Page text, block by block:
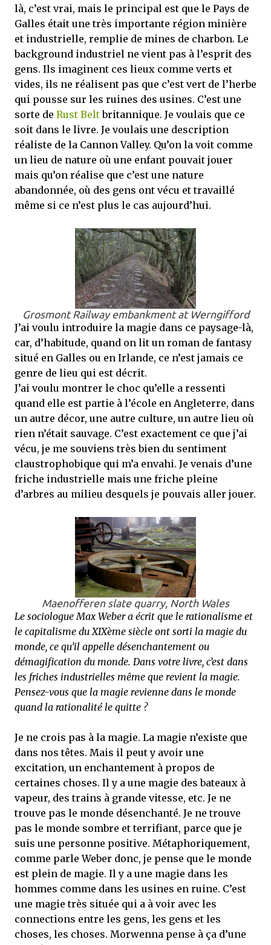
là, c’est vrai, mais le principal est que le Pays de
Galles était une très importante région minière
et industrielle, remplie de mines de charbon. Le
background industriel ne vient pas à l’esprit des
gens. Ils imaginent ces lieux comme verts et
vides, ils ne réalisent pas que c’est vert de l’herbe
qui pousse sur les ruines des usines. C’est une
sorte de Rust Beltbritannique. Je voulais que ce
soit dans le livre. Je voulais une description
réaliste de la Cannon Valley. Qu’on la voit comme
un lieu de nature où une enfant pouvait jouer
mais qu’on réalise que c’est une nature
abandonnée, où des gens ont vécu et travaillé
même si ce n’est plus le cas aujourd’hui.
Grosmont Railway embankment at Werngifford
J’ai voulu introduire la magie dans ce paysage-là,
car, d’habitude, quand on lit un roman de fantasy
situé en Galles ou en Irlande, ce n’est jamais ce
genre de lieu qui est décrit.
J’ai voulu montrer le choc qu’elle a ressenti
quand elle est partie à l’école en Angleterre, dans
un autre décor, une autre culture, un autre lieu où
rien n’était sauvage. C’est exactement ce que j’ai
vécu, je me souviens très bien du sentiment
claustrophobique qui m’a envahi. Je venais d’une
friche industrielle mais une friche pleine
d’arbres au milieu desquels je pouvais aller jouer.
Maenofferen slate quarry, North Wales
Le sociologue Max Weber a écrit que le rationalisme et
le capitalisme du XIXème siècle ont sorti la magie du
monde, ce qu’il appelle désenchantement ou
démagification du monde. Dans votre livre, c’est dans
les friches industrielles même que revient la magie.
Pensez-vous que la magie revienne dans le monde
quand la rationalité le quitte ?
Je ne crois pas à la magie. La magie n’existe que
dans nos têtes. Mais il peut y avoir une
excitation, un enchantement à propos de
certaines choses. Il y a une magie des bateaux à
vapeur, des trains à grande vitesse, etc. Je ne
trouve pas le monde désenchanté. Je ne trouve
pas le monde sombre et terrifiant, parce que je
suis une personne positive. Métaphoriquement,
comme parle Weber donc, je pense que le monde
est plein de magie. Il y a une magie dans les
hommes comme dans les usines en ruine. C’est
une magie très située qui a à voir avec les
connections entre les gens, les gens et les
choses, les choses. Morwenna pense à ça d’une